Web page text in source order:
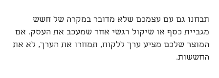
תבחנו גם עם עצמכם שלא מדובר במקרה של חשש
מגביית כסף או שיקול רגשי אחר שמעכב את העסק. אם
המוצר שלכם מציע ערך ללקוח, תמחרו את הערך, לא את
החששות.